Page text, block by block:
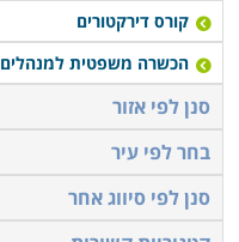
קורס דירקטורים
הכשרה משפטית למנהלים
סנן לפי אזור
בחר לפי עיר
סנן לפי סיווג אחר